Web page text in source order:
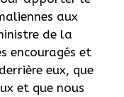
aux
de la
encouragés et
eux, que
et que nous